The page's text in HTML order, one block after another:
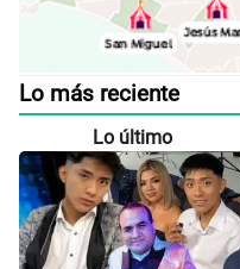
Lo más reciente
Lo último